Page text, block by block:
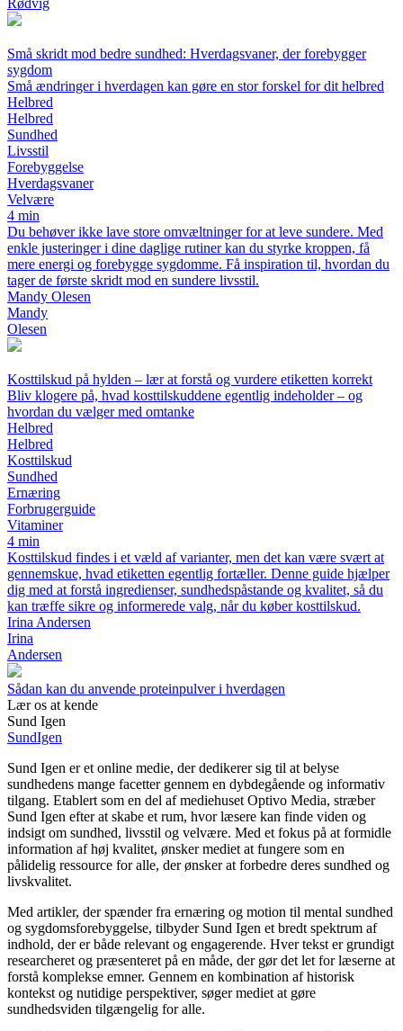
Rødvig
Små skridt mod bedre sundhed: Hverdagsvaner, der forebygger
sygdom
Små ændringer i hverdagen kan gøre en stor forskel for dit helbred
Helbred
Helbred
Sundhed
Livsstil
Forebyggelse
Hverdagsvaner
Velvære
4 min
Du behøver ikke lave store omvæltninger for at leve sundere. Med
enkle justeringer i dine daglige rutiner kan du styrke kroppen, få
mere energi og forebygge sygdomme. Få inspiration til, hvordan du
tager de første skridt mod en sundere livsstil.
Mandy Olesen
Mandy
Olesen
Kosttilskud på hylden – lær at forstå og vurdere etiketten korrekt
Bliv klogere på, hvad kosttilskuddene egentlig indeholder – og
hvordan du vælger med omtanke
Helbred
Helbred
Kosttilskud
Sundhed
Ernæring
Forbrugerguide
Vitaminer
4 min
Kosttilskud findes i et væld af varianter, men det kan være svært at
gennemskue, hvad etiketten egentlig fortæller. Denne guide hjælper
dig med at forstå ingredienser, sundhedspåstande og kvalitet, så du
kan træffe sikre og informerede valg, når du køber kosttilskud.
Irina Andersen
Irina
Andersen
Sådan kan du anvende proteinpulver i hverdagen
Lær os at kende
Sund Igen
SundIgen
Sund Igen er et online medie, der dedikerer sig til at belyse
sundhedens mange facetter gennem en dybdegående og informativ
tilgang. Etablert som en del af mediehuset Optivo Media, stræber
Sund Igen efter at skabe et rum, hvor læsere kan finde viden og
indsigt om sundhed, livsstil og velvære. Med et fokus på at formidle
information af høj kvalitet, ønsker mediet at fungere som en
pålidelig ressource for alle, der ønsker at forbedre deres sundhed og
livskvalitet.
Med artikler, der spænder fra ernæring og motion til mental sundhed
og sygdomsforebyggelse, tilbyder Sund Igen et bredt spektrum af
indhold, der er både relevant og engagerende. Hver tekst er grundigt
researcheret og præsenteret på en måde, der gør det let for læserne at
forstå komplekse emner. Gennem en kombination af historisk
kontekst og nutidige perspektiver, søger mediet at gøre
sundhedsviden tilgængelig for alle.